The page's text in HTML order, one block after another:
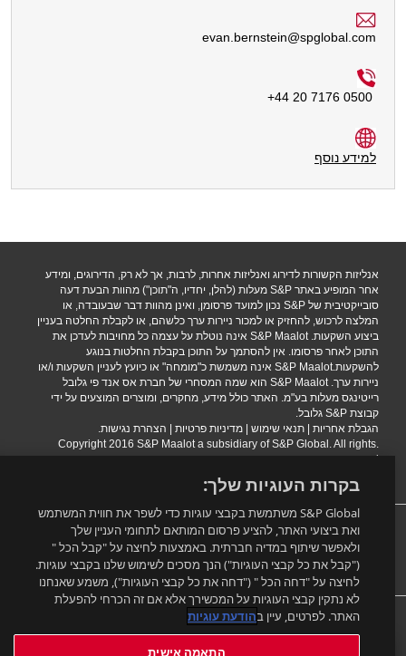
evan.bernstein@spglobal.com
44 20 7176 0500
+
למידע נוסף
אנליזות הקשורות לדירוג ואנליזות אחרות, לרבות, אך לא רק, הדירוגים, ומידע
אחר המופיע באתר S&P מעלות (להלן, יחדיו, ה"תוכן") מהוות הבעת דעה
סובייקטיבית של S&P נכון למועד פרסומן, ואינן מהוות דבר שבעובדה, או
המלצה לרכוש, להחזיק או למכור ניירות ערך כלשהם, או לקבלת החלטה בעניין
ביצוע השקעות. S&P Maalot אינה נוטלת על עצמה כל מחויבות לעדכן את
התוכן לאחר פרסומו. אין להסתמך על התוכן בקבלת החלטות בנוגע
להשקעות.S&P Maalot אינה משמשת כ"מומחה" או כיועץ לעניין השקעות ו/או
ניירות ערך. S&P Maalot הוא שמה המסחרי של חברת אס אנד פי גלובל
רייטינגס מעלות בע"מ. האתר כולל מידע, מחקרים, ומוצרים המוצעים על ידי
קבוצת S&P גלובל.
הגבלת אחריות|תנאי שימוש|מדיניות פרטיות|הצהרת נגישות.
.Copyright 2016 S&P Maalot a subsidiary of S&P Global. All rights
reserved
רוצים להישאר מעודכנים?
התאמה אישית
בקרות העוגיות שלך:
S&P Global משתמשת בקבצי עוגיות כדי לשפר את חווית המשתמש
ואת ביצועי האתר, להציע פרסום המותאם לתחומי העניין שלך
ולאפשר שיתוף במדיה חברתית. באמצעות לחיצה על "קבל הכל "
("קבל את כל קבצי העוגיות") הנך מסכים לשימוש שלנו בקבצי עוגיות.
לחיצה על "דחה הכל " ("דחה את כל קבצי העוגיות"), משמע שאנחנו
לא נתקין קבצי העוגיות על המכשירך אלא אם זה הכרחי להפעלת
האתר. לפרטים, עיין ב הודעת עוגיות
התאמה אישית